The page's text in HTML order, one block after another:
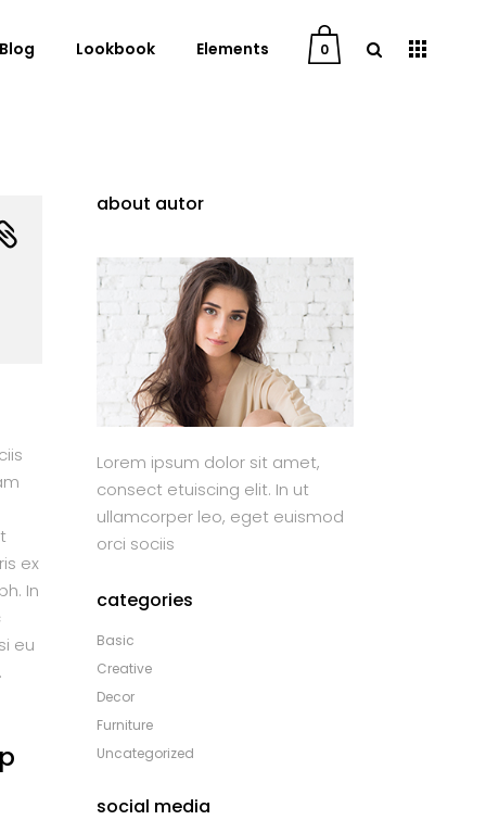
My Account
Cart
Checkout
Downloads
Blog Lookbook Elements 0
ex
In
eu
about autor
Lorem ipsum dolor sit amet,
consect etuiscing elit. In ut
ullamcorper leo, eget euismod
orci sociis
categories
Basic
Creative
Decor
Furniture
Uncategorized
social media